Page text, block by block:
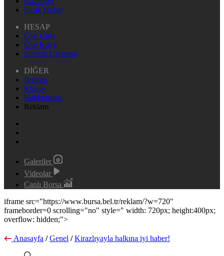
Sıcak Haber
HESAP
Üye Giriş
Üye Kayıt
Şifremi Unuttum
DİĞER
İletişim
Künye
Hakkımızda
Reklam
Galeriler
Videolar
Canlı Borsa
iframe src="https://www.bursa.bel.tr/reklam/?w=720"
frameborder=0 scrolling="no" style=" width: 720px; height:400px;
overflow: hidden;">
Anasayfa / Genel / Kirazlıyayla halkına iyi haber!